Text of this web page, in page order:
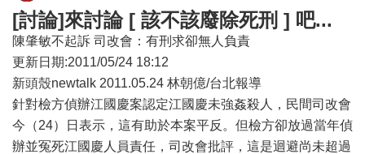
[討論]來討論 [ 該不該廢除死刑 ] 吧...
陳肇敏不起訴 司改會：有刑求卻無人負責
更新日期:2011/05/24 18:12
新頭殼newtalk 2011.05.24 林朝億/台北報導
針對檢方偵辦江國慶案認定江國慶未強姦殺人，民間司改會
今（24）日表示，這有助於本案平反。但檢方卻放過當年偵
辦並冤死江國慶人員責任，司改會批評，這是迴避尚未超過